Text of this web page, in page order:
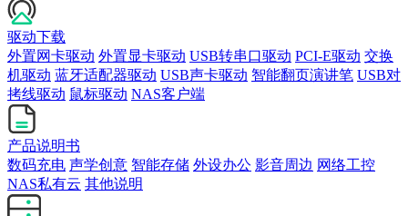
驱动下载
外置网卡驱动 外置显卡驱动 USB转串口驱动 PCI-E驱动 交换
机驱动 蓝牙适配器驱动 USB声卡驱动 智能翻页演讲笔 USB对
拷线驱动 鼠标驱动 NAS客户端
产品说明书
数码充电 声学创意 智能存储 外设办公 影音周边 网络工控
NAS私有云 其他说明